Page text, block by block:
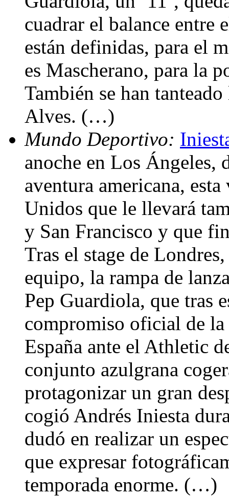
cuadrar el balance entre
están definidas, para el
es Mascherano, para la
También se han
Alves. (…)
Mundo Deportivo:
anoche en Los Ángeles,
aventura americana,
Unidos que le llevará
y San Francisco y que
Tras el stage de
equipo, la rampa de
Pep Guardiola, que tras
compromiso oficial de la
España ante el Athletic
conjunto azulgrana
protagonizar un gran
cogió Andrés Iniesta
dudó en realizar un
que expresar
temporada enorme. (…)